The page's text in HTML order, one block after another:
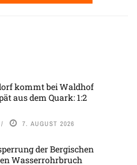
kommt bei Waldhof
aus dem Quark: 1:2
7. AUGUST 2026
der Bergischen
Wasserrohrbruch